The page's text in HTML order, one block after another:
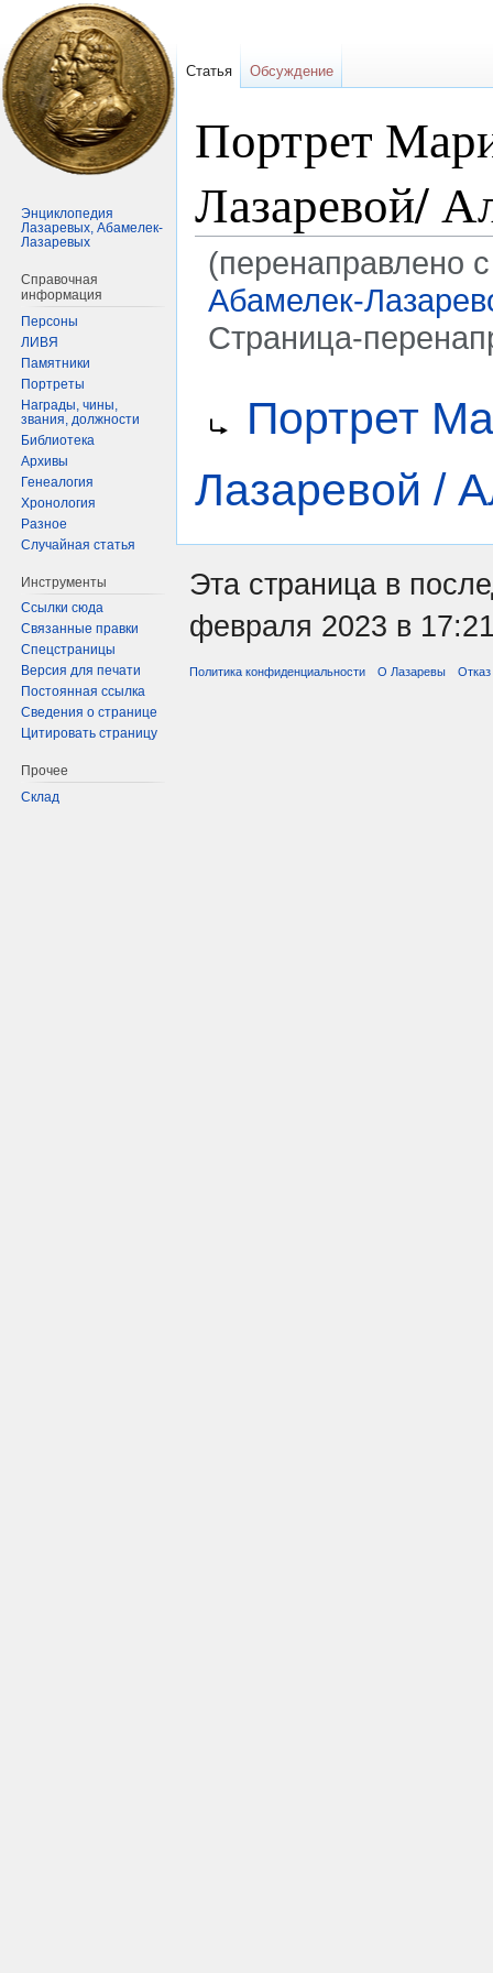
Портрет
Лазаревой/
(перенаправлено
Абамелек-
Страница-
навигации
поиску
Портрет
Лазаревой /
Статья Обсуждение
Энциклопедия
Лазаревых, Абамелек-
Лазаревых
Справочная
информация
Персоны
ЛИВЯ
Памятники
Портреты
Награды, чины,
звания, должности
Библиотека
Архивы
Генеалогия
Хронология
Разное
Случайная статья
Инструменты
Ссылки сюда
Связанные правки
Спецстраницы
Версия для печати
Постоянная ссылка
Сведения о странице
Цитировать страницу
Прочее
Склад
Эта страница в
февраля 2023 в
Политика конфиденциальности О Лазаревы Отказ